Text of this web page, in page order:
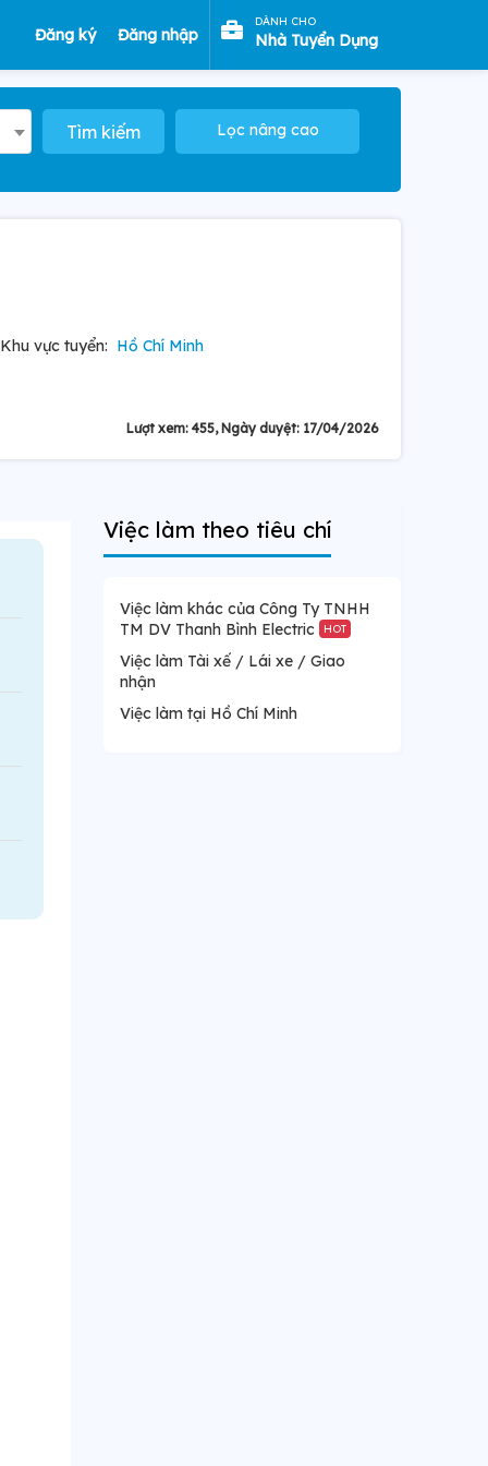
Đăng ký Đăng nhập
DÀNH CHO
Nhà Tuyển Dụng
Tìm kiếm Lọc nâng cao
Khu vực tuyển: Hồ Chí Minh
Lượt xem: 455, Ngày duyệt: 17/04/2026
Việc làm theo tiêu chí
Việc làm khác của Công Ty TNHH
TM DV Thanh Bình Electric
HOT
Việc làm Tài xế / Lái xe / Giao
nhận
Việc làm tại Hồ Chí Minh